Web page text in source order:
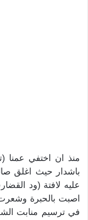
منذ ان اختفي عمنا
باشدار حيث اغلق
عليه لافتة (ود
اصبت بالحبرة
في ترسيم منابت